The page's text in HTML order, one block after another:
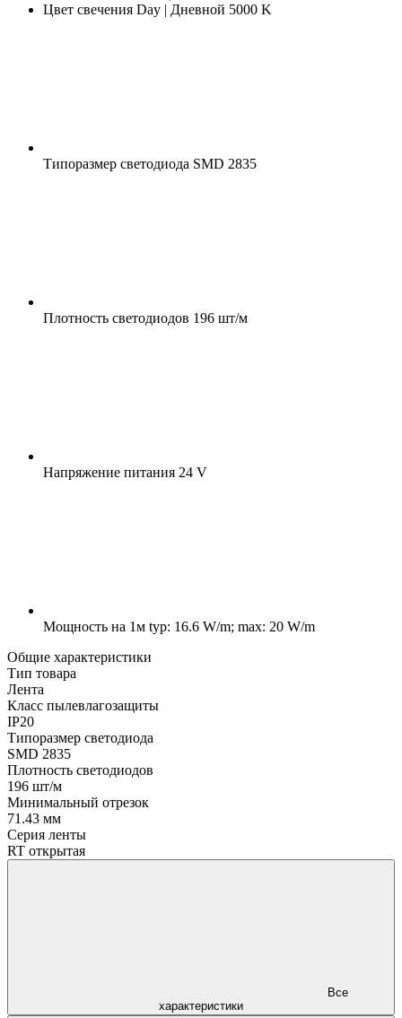
Цвет свечения Day | Дневной 5000 K
Типоразмер светодиода SMD 2835
Плотность светодиодов 196 шт/м
Напряжение питания 24 V
Мощность на 1м typ: 16.6 W/m; max: 20 W/m
Общие характеристики
Тип товара
Лента
Класс пылевлагозащиты
IP20
Типоразмер светодиода
SMD 2835
Плотность светодиодов
196 шт/м
Минимальный отрезок
71.43 мм
Серия ленты
RT открытая
характеристики